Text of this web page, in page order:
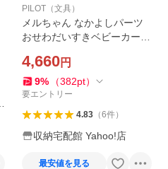
PILOT（文具）
メルちゃん なかよしパーツ
おせわだいすきベビーカー
新生活
4,660円
9% （382pt）
要エントリー
4.83（6件）
収納宅配館 Yahoo!店
最安値を見る